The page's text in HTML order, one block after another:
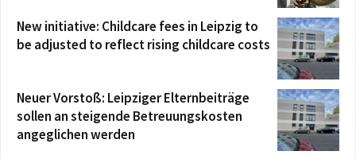
New initiative: Childcare fees in Leipzig to
be adjusted to reflect rising childcare costs
Neuer Vorstoß: Leipziger Elternbeiträge
sollen an steigende Betreuungskosten
angeglichen werden